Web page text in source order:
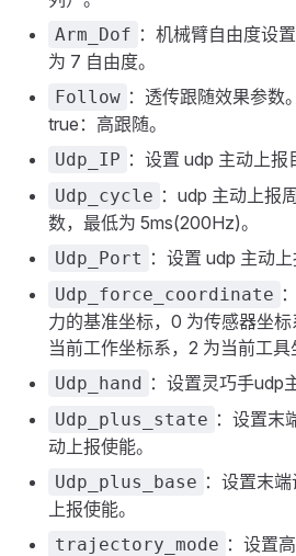
Arm_Dof ：机械臂自由度设
为 7 自由度。
Follow ：透传跟随效果参数
true：高跟随。
Udp_IP ：设置 udp 主动上报
Udp_cycle ：udp 主动上报
数，最低为 5ms(200Hz)。
Udp_Port ：设置 udp 主动上
Udp_force_coordinate
力的基准坐标，0 为传感器坐
当前工作坐标系，2 为当前工具
Udp_hand ：设置灵巧手udp
Udp_plus_state ：设置末
动上报使能。
Udp_plus_base ：设置末
上报使能。
trajectory_mode ：设置